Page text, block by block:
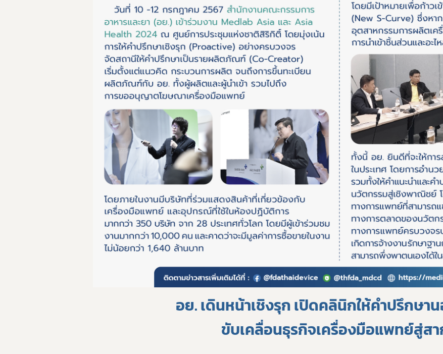
อย. เดินหน้าเชิงรุก เปิดคลินิกให้คำปรึกษา
ขับเคลื่อนธุรกิจเครื่องมือแพทย์สู่ส
Subscribe
เลือกหัวข้อที่ท่านต้องการ Subscribe
ทั่วไป